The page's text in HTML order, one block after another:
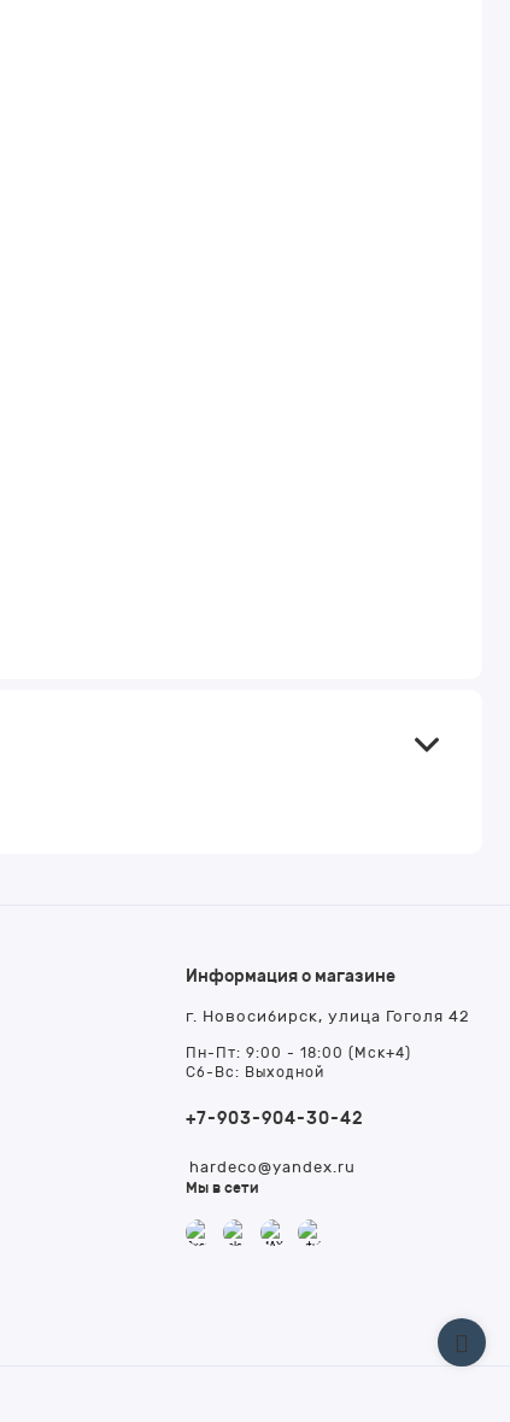
Информация о магазине
г. Новосибирск, улица Гоголя 42
Пн-Пт: 9:00 - 18:00 (Мск+4)
Сб-Вс: Выходной
+7-903-904-30-42
hardeco@yandex.ru
Мы в сети